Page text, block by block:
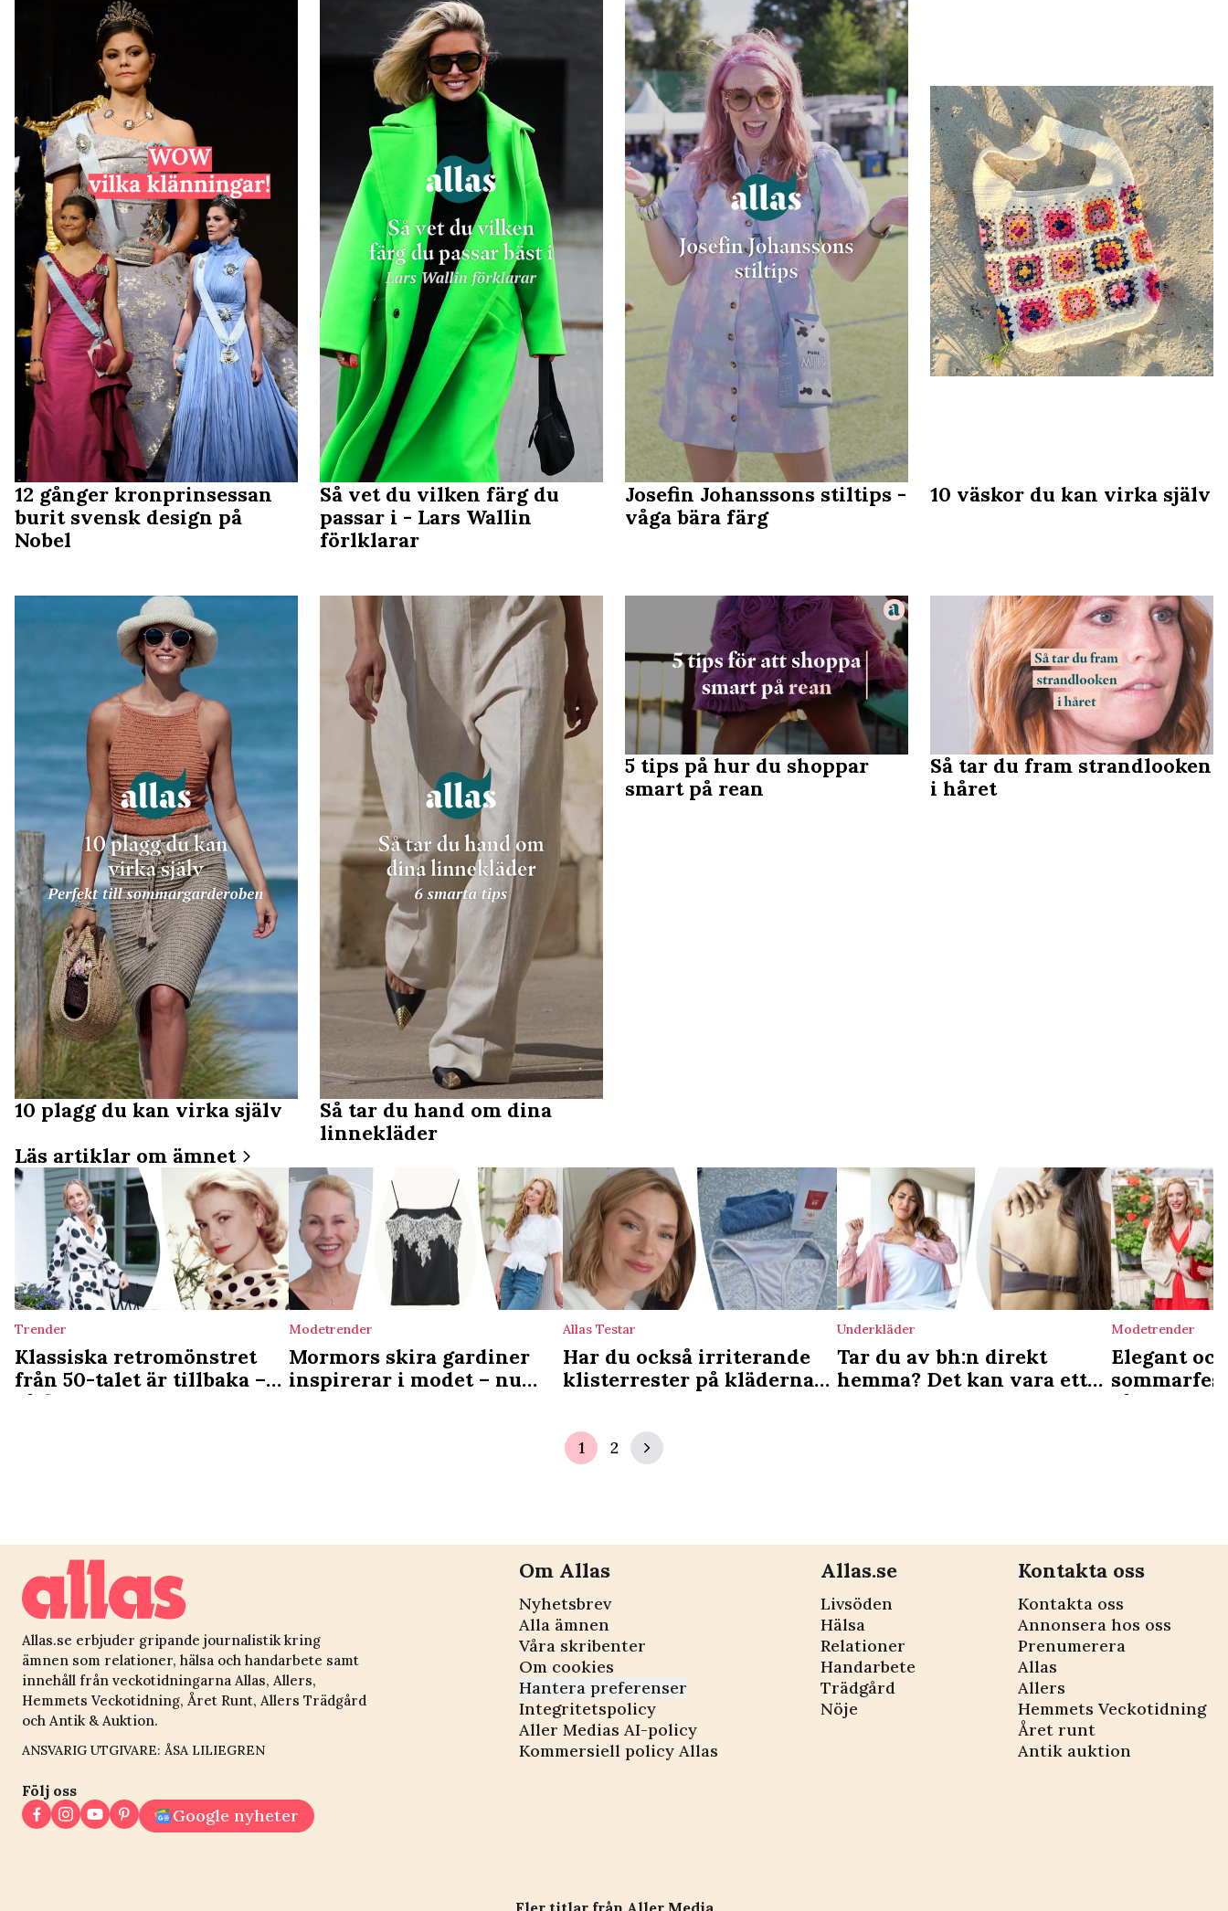
12 gånger kronprinsessan
burit svensk design på
Nobel
Så vet du vilken färg du
passar i - Lars Wallin
förlklarar
Josefin Johanssons stiltips -
våga bära färg
10 väskor du kan virka själv
10 plagg du kan virka själv
Så tar du hand om dina
linnekläder
5 tips på hur du shoppar
smart på rean
Så tar du fram strandlooken
i håret
Läs artiklar om ämnet
Trender
Klassiska retromönstret
från 50-talet är tillbaka –
så fixar du stilen
Modetrender
Mormors skira gardiner
inspirerar i modet – nu
Allas Testar
Har du också irriterande
klisterrester på kläderna?
Underkläder
Tar du av bh:n direkt
hemma? Det kan vara ett
Modetrender
Elegant
så stylar
1 2
Allas.se erbjuder gripande journalistik kring
ämnen som relationer, hälsa och handarbete samt
innehåll från veckotidningarna Allas, Allers,
Hemmets Veckotidning, Året Runt, Allers Trädgård
och Antik & Auktion.
ANSVARIG UTGIVARE: ÅSA LILIEGREN
Följ oss
Google nyheter
Om Allas
Nyhetsbrev
Alla ämnen
Våra skribenter
Om cookies
Hantera preferenser
Integritetspolicy
Aller Medias AI-policy
Kommersiell policy Allas
Allas.se
Livsöden
Hälsa
Relationer
Handarbete
Trädgård
Nöje
Kontakta oss
Kontakta oss
Annonsera hos oss
Prenumerera
Allas
Allers
Hemmets Veckotidning
Året runt
Antik auktion
Fler titlar från Aller Media